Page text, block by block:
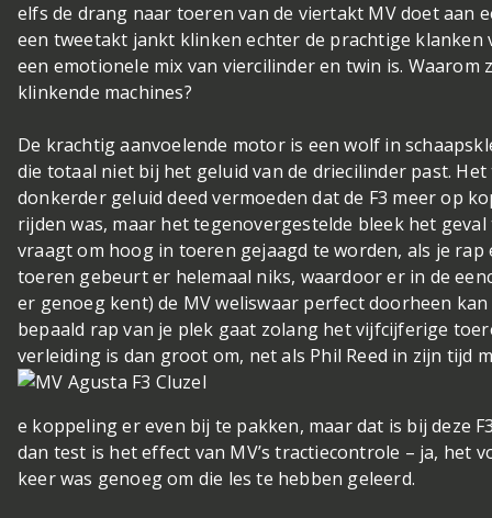
elfs de drang naar toeren van de viertakt MV doet aan
een tweetakt jankt klinken echter de prachtige klanken
een emotionele mix van viercilinder en twin is.
klinkende machines?
De krachtig aanvoelende motor is een wolf in
die totaal niet bij het geluid van de driecilinder past.
donkerder geluid deed vermoeden dat de F3 meer op
rijden was, maar het tegenovergestelde bleek het
vraagt om hoog in toeren gejaagd te worden, als je rap
toeren gebeurt er helemaal niks, waardoor er in de
er genoeg kent) de MV weliswaar perfect doorheen
bepaald rap van je plek gaat zolang het vijfcijferige
verleiding is dan groot om, net als Phil Reed in zijn tijd
e koppeling er even bij te pakken, maar dat is bij deze
dan test is het effect van MV’s tractiecontrole – ja, het
keer was genoeg om die les te hebben geleerd.